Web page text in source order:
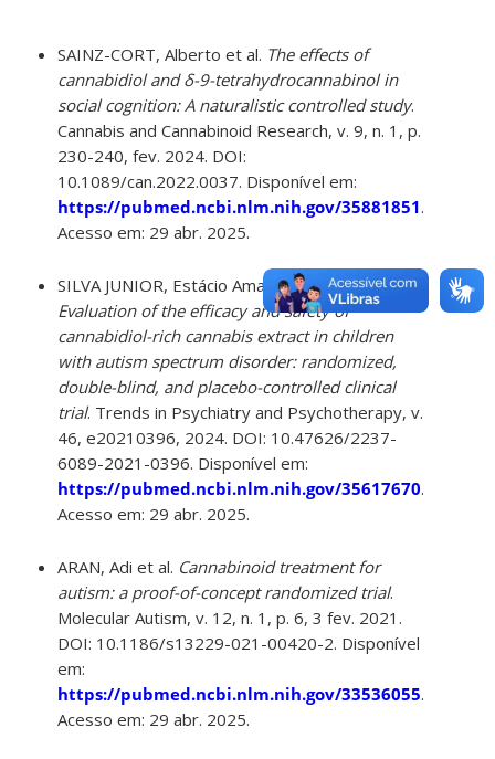
SAINZ-CORT, Alberto et al. The effects of
cannabidiol and δ-9-tetrahydrocannabinol in
social cognition: A naturalistic controlled study.
Cannabis and Cannabinoid Research, v. 9, n. 1, p.
230-240, fev. 2024. DOI:
10.1089/can.2022.0037. Disponível em:
https://pubmed.ncbi.nlm.nih.gov/35881851.
Acesso em: 29 abr. 2025.
SILVA JUNIOR, Estácio Amaro da et al.
Evaluation of the efficacy and safety of
cannabidiol-rich cannabis extract in children
with autism spectrum disorder: randomized,
double-blind, and placebo-controlled clinical
trial. Trends in Psychiatry and Psychotherapy, v.
46, e20210396, 2024. DOI: 10.47626/2237-
6089-2021-0396. Disponível em:
https://pubmed.ncbi.nlm.nih.gov/35617670.
Acesso em: 29 abr. 2025.
ARAN, Adi et al. Cannabinoid treatment for
autism: a proof-of-concept randomized trial.
Molecular Autism, v. 12, n. 1, p. 6, 3 fev. 2021.
DOI: 10.1186/s13229-021-00420-2. Disponível
em:
https://pubmed.ncbi.nlm.nih.gov/33536055.
Acesso em: 29 abr. 2025.